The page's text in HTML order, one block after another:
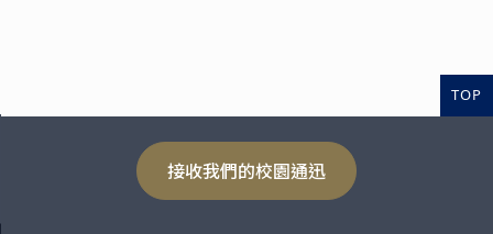
TOP
接收我們的校園通迅